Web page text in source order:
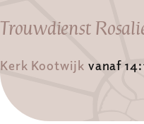
Trouwdienst
Kerk Kootwijk vanaf